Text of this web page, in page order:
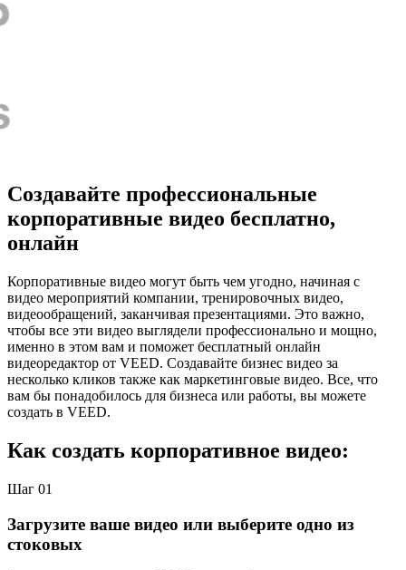
Создавайте профессиональные
корпоративные видео бесплатно,
онлайн
Корпоративные видео могут быть чем угодно, начиная с
видео мероприятий компании, тренировочных видео,
видеообращений, заканчивая презентациями. Это важно,
чтобы все эти видео выглядели профессионально и мощно,
именно в этом вам и поможет бесплатный онлайн
видеоредактор от VEED. Создавайте бизнес видео за
несколько кликов также как маркетинговые видео. Все, что
вам бы понадобилось для бизнеса или работы, вы можете
создать в VEED.
Как создать корпоративное видео:
Шаг 01
Загрузите ваше видео или выберите одно из
стоковых